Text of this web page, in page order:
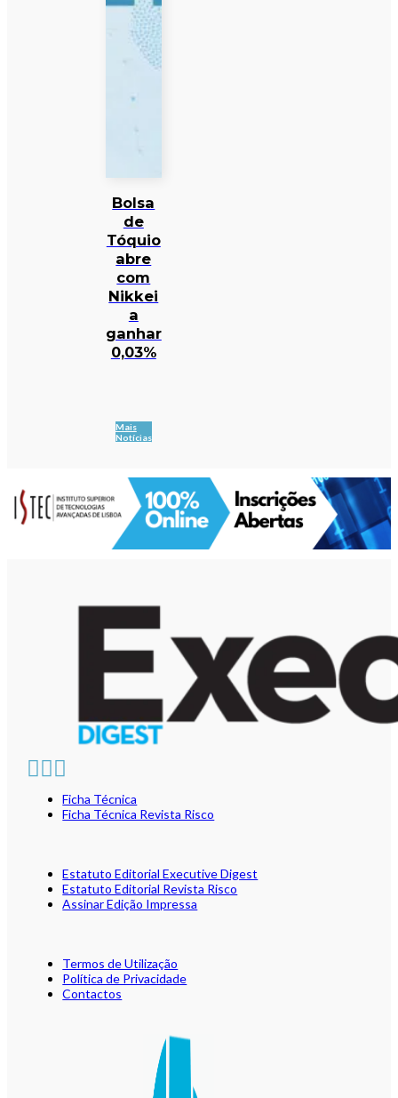
Bolsa
de
Tóquio
abre
com
Nikkei
a
ganhar
0,03%
Mais
Notícias
Ficha Técnica
Ficha Técnica Revista Risco
Estatuto Editorial Executive Digest
Estatuto Editorial Revista Risco
Assinar Edição Impressa
Termos de Utilização
Política de Privacidade
Contactos